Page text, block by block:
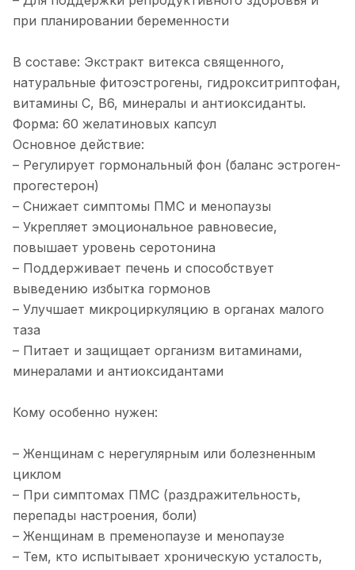
при планировании беременности
В составе: Экстракт витекса священного,
натуральные фитоэстрогены, гидрокситриптофан,
витамины C, B6, минералы и антиоксиданты.
Форма: 60 желатиновых капсул
Основное действие:
– Регулирует гормональный фон (баланс эстроген-
прогестерон)
– Снижает симптомы ПМС и менопаузы
– Укрепляет эмоциональное равновесие,
повышает уровень серотонина
– Поддерживает печень и способствует
выведению избытка гормонов
– Улучшает микроциркуляцию в органах малого
таза
– Питает и защищает организм витаминами,
минералами и антиоксидантами
Кому особенно нужен:
– Женщинам с нерегулярным или болезненным
циклом
– При симптомах ПМС (раздражительность,
перепады настроения, боли)
– Женщинам в пременопаузе и менопаузе
– Тем, кто испытывает хроническую усталость,